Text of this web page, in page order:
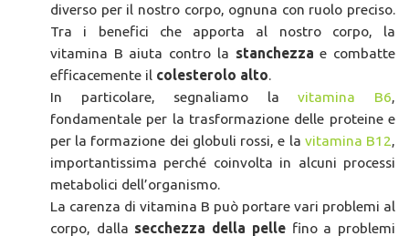
diverso per il nostro corpo, ognuna con ruolo preciso.
Tra i benefici che apporta al nostro corpo, la
vitamina B aiuta contro la stanchezza e combatte
efficacemente il colesterolo alto.
In particolare, segnaliamo lavitamina B6,
fondamentale per la trasformazione delle proteine e
per la formazione dei globuli rossi, e la vitamina B12,
importantissima perché coinvolta in alcuni processi
metabolici dell’organismo.
La carenza di vitamina B può portare vari problemi al
corpo, dalla secchezza della pellefino a problemi